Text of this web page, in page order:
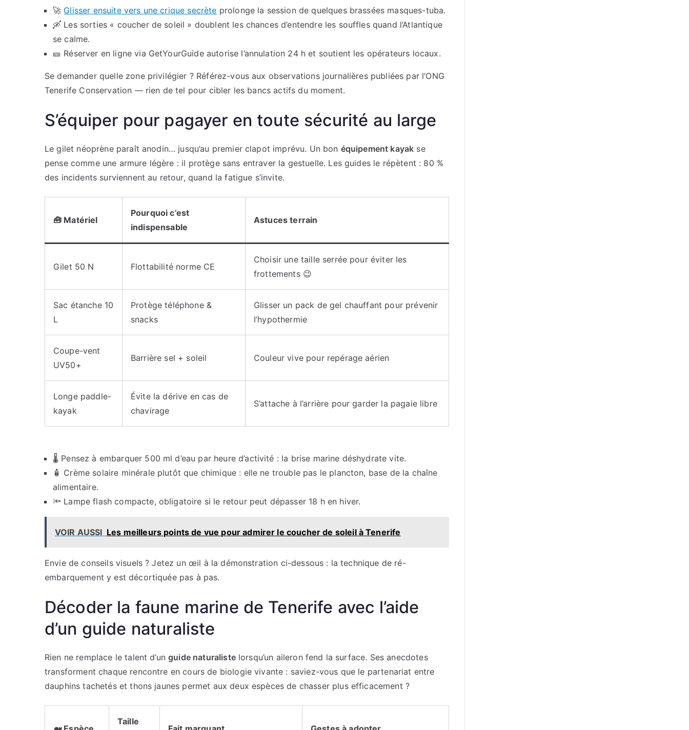
🚀 Glisser ensuite vers une crique secrète prolonge la session de quelques brassées masques-tuba.
🛶 Les sorties « coucher de soleil » doublent les chances d’entendre les souffles quand l’Atlantique
se calme.
🎫 Réserver en ligne via GetYourGuide autorise l’annulation 24 h et soutient les opérateurs locaux.
Se demander quelle zone privilégier ? Référez-vous aux observations journalières publiées par l’ONG
Tenerife Conservation — rien de tel pour cibler les bancs actifs du moment.
S’équiper pour pagayer en toute sécurité au large
Le gilet néoprène paraît anodin… jusqu’au premier clapot imprévu. Un bon équipement kayak se
pense comme une armure légère : il protège sans entraver la gestuelle. Les guides le répètent : 80 %
des incidents surviennent au retour, quand la fatigue s’invite.
🧰 Matériel
Pourquoi c’est
indispensable
Astuces terrain
Gilet 50 N Flottabilité norme CE
Choisir une taille serrée pour éviter les
frottements 😉
Sac étanche 10
L
Protège téléphone &
snacks
Glisser un pack de gel chauffant pour prévenir
l’hypothermie
Coupe-vent
UV50+
Barrière sel + soleil Couleur vive pour repérage aérien
Longe paddle-
kayak
Évite la dérive en cas de
chavirage
S’attache à l’arrière pour garder la pagaie libre
🌡️ Pensez à embarquer 500 ml d’eau par heure d’activité : la brise marine déshydrate vite.
🧴 Crème solaire minérale plutôt que chimique : elle ne trouble pas le plancton, base de la chaîne
alimentaire.
🔦 Lampe flash compacte, obligatoire si le retour peut dépasser 18 h en hiver.
VOIR AUSSI Les meilleurs points de vue pour admirer le coucher de soleil à Tenerife
Envie de conseils visuels ? Jetez un œil à la démonstration ci-dessous : la technique de ré-
embarquement y est décortiquée pas à pas.
Décoder la faune marine de Tenerife avec l’aide
d’un guide naturaliste
Rien ne remplace le talent d’unguide naturalistelorsqu’un aileron fend la surface. Ses anecdotes
transforment chaque rencontre en cours de biologie vivante : saviez-vous que le partenariat entre
dauphins tachetés et thons jaunes permet aux deux espèces de chasser plus efficacement ?
Taille